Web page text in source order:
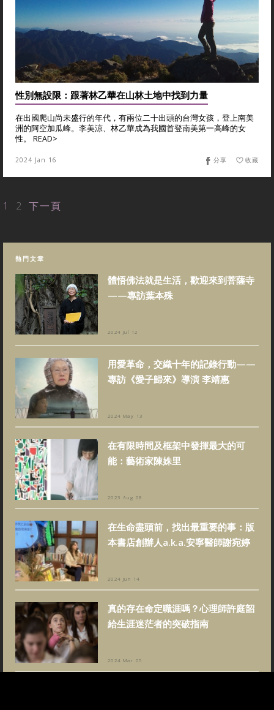
性別無設限：跟著林乙華在山林土地中找到力量
在出國爬山尚未盛行的年代，有兩位二十出頭的台灣女孩，登上南美
洲的阿空加瓜峰。李美涼、林乙華成為我國首登南美第一高峰的女
性。 READ>
2024 Jan 16 收藏
分享
1 2 下一頁
熱門文章
體悟佛法就是生活，歡迎來到菩薩寺
——專訪葉本殊
2024 Jul 12
用愛革命，交織十年的記錄行動——
專訪《愛子歸來》導演 李靖惠
2024 May 13
在有限時間及框架中發揮最大的可
能：藝術家陳姝里
2023 Aug 08
在生命盡頭前，找出最重要的事：版
本書店創辦人a.k.a.安寧醫師謝宛婷
2024 Jun 14
真的存在命定職涯嗎？心理師許庭韶
給生涯迷茫者的突破指南
2024 Mar 05